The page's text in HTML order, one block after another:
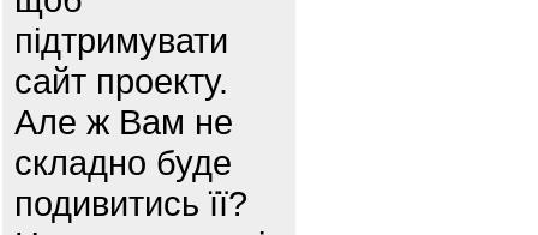
підтримувати
сайт проекту.
Але ж Вам не
складно буде
подивитись її?